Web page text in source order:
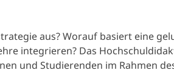
aus? Worauf basiert eine
integrieren? Das
und Studierenden im Rahmen